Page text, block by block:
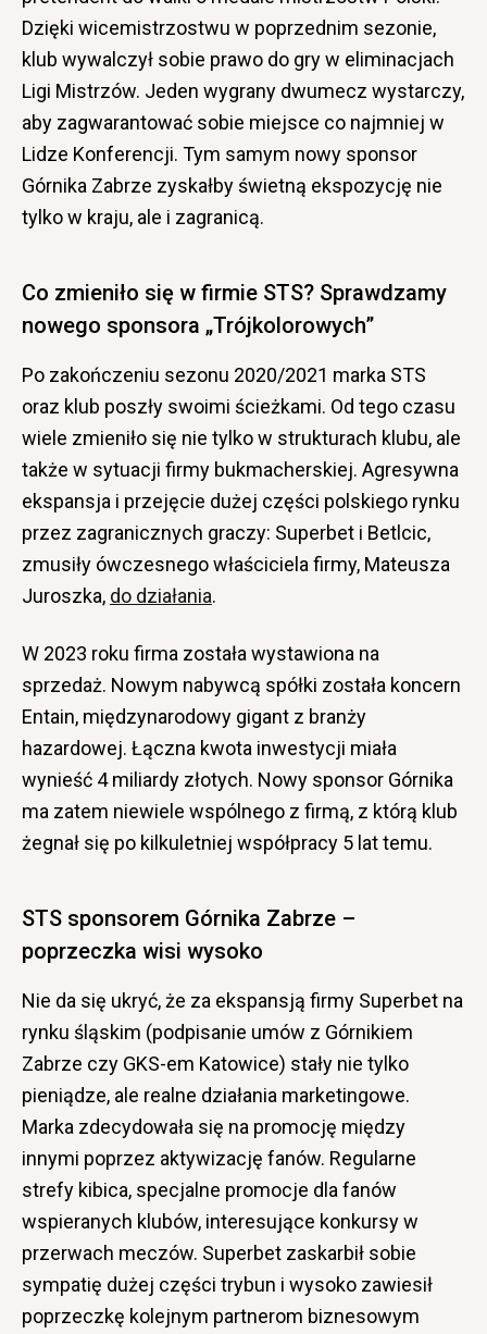
Dzięki wicemistrzostwu w poprzednim sezonie,
klub wywalczył sobie prawo do gry w eliminacjach
Ligi Mistrzów. Jeden wygrany dwumecz wystarczy,
aby zagwarantować sobie miejsce co najmniej w
Lidze Konferencji. Tym samym nowy sponsor
Górnika Zabrze zyskałby świetną ekspozycję nie
tylko w kraju, ale i zagranicą.
Co zmieniło się w firmie STS? Sprawdzamy
nowego sponsora „Trójkolorowych”
Po zakończeniu sezonu 2020/2021 marka STS
oraz klub poszły swoimi ścieżkami. Od tego czasu
wiele zmieniło się nie tylko w strukturach klubu, ale
także w sytuacji firmy bukmacherskiej. Agresywna
ekspansja i przejęcie dużej części polskiego rynku
przez zagranicznych graczy: Superbet i Betlcic,
zmusiły ówczesnego właściciela firmy, Mateusza
Juroszka, do działania.
W 2023 roku firma została wystawiona na
sprzedaż. Nowym nabywcą spółki została koncern
Entain, międzynarodowy gigant z branży
hazardowej. Łączna kwota inwestycji miała
wynieść 4 miliardy złotych. Nowy sponsor Górnika
ma zatem niewiele wspólnego z firmą, z którą klub
żegnał się po kilkuletniej współpracy 5 lat temu.
STS sponsorem Górnika Zabrze –
poprzeczka wisi wysoko
Nie da się ukryć, że za ekspansją firmy Superbet na
rynku śląskim (podpisanie umów z Górnikiem
Zabrze czy GKS-em Katowice) stały nie tylko
pieniądze, ale realne działania marketingowe.
Marka zdecydowała się na promocję między
innymi poprzez aktywizację fanów. Regularne
strefy kibica, specjalne promocje dla fanów
wspieranych klubów, interesujące konkursy w
przerwach meczów. Superbet zaskarbił sobie
sympatię dużej części trybun i wysoko zawiesił
poprzeczkę kolejnym partnerom biznesowym